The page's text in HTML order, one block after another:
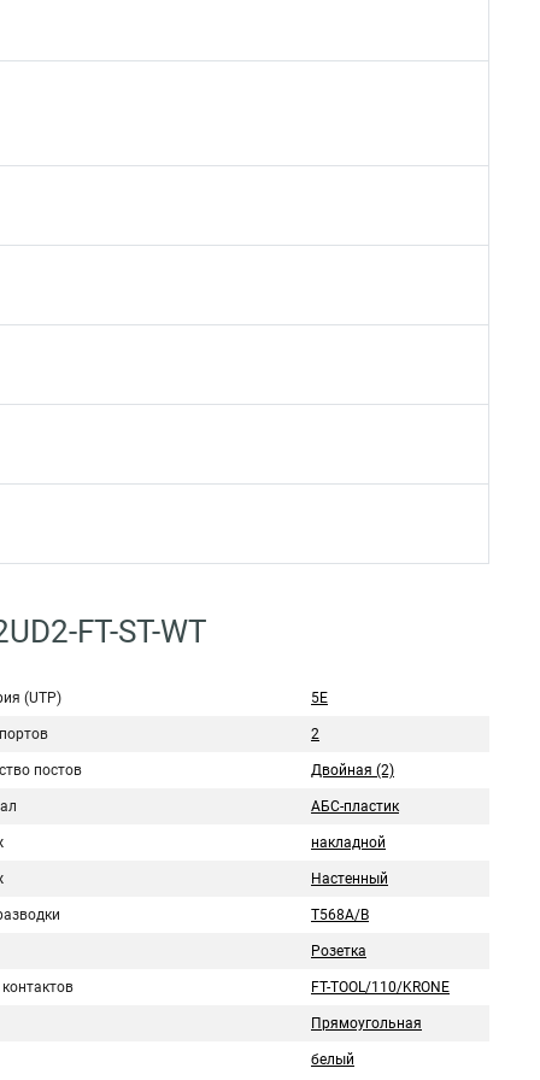
FT-ST-WT
(UTP) 5E
2
постов Двойная (2)
АБС-пластик
накладной
Настенный
T568A/B
Розетка
FT-TOOL/110/KRONE
Прямоугольная
белый